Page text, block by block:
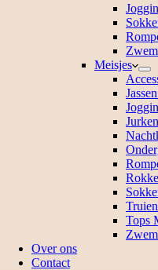
Meisjes
Jurken
Tops
Over ons
Contact